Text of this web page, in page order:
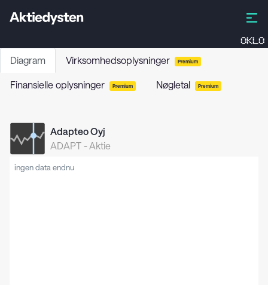
OKLO
Diagram Virksomhedsoplysninger Premium
Finansielle oplysninger Premium Nøgletal Premium
Adapteo Oyj
ADAPT -Aktie
ingen data endnu